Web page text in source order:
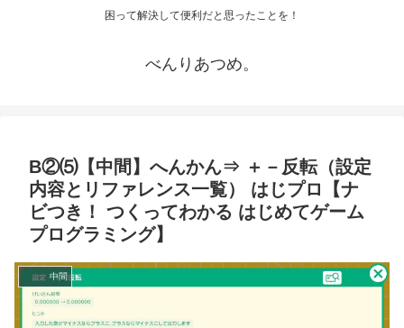
困って解決して便利だと思ったことを！
べんりあつめ。
B②⑸【中間】へんかん⇒ ＋－反転（設定
内容とリファレンス一覧） はじプロ【ナ
ビつき！ つくってわかる はじめてゲーム
プログラミング】
中間